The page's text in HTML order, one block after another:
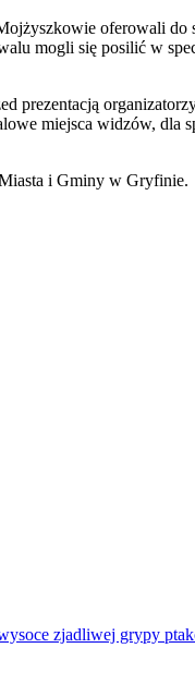
oferowali do
mogli się posilić w
prezentacją
miejsca widzów, dla
i Gminy w Gryfinie.
zjadliwej grypy